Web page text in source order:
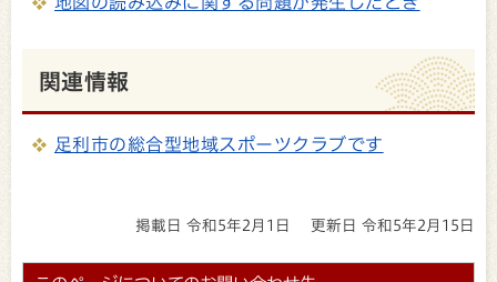
関連情報
足利市の総合型地域スポーツクラブです
掲載日 令和5年2月1日 更新日 令和5年2月15日